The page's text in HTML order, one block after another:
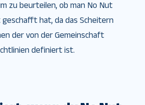
zu beurteilen, ob man No Nut
geschafft hat, da das Scheitern
der von der Gemeinschaft
definiert ist.